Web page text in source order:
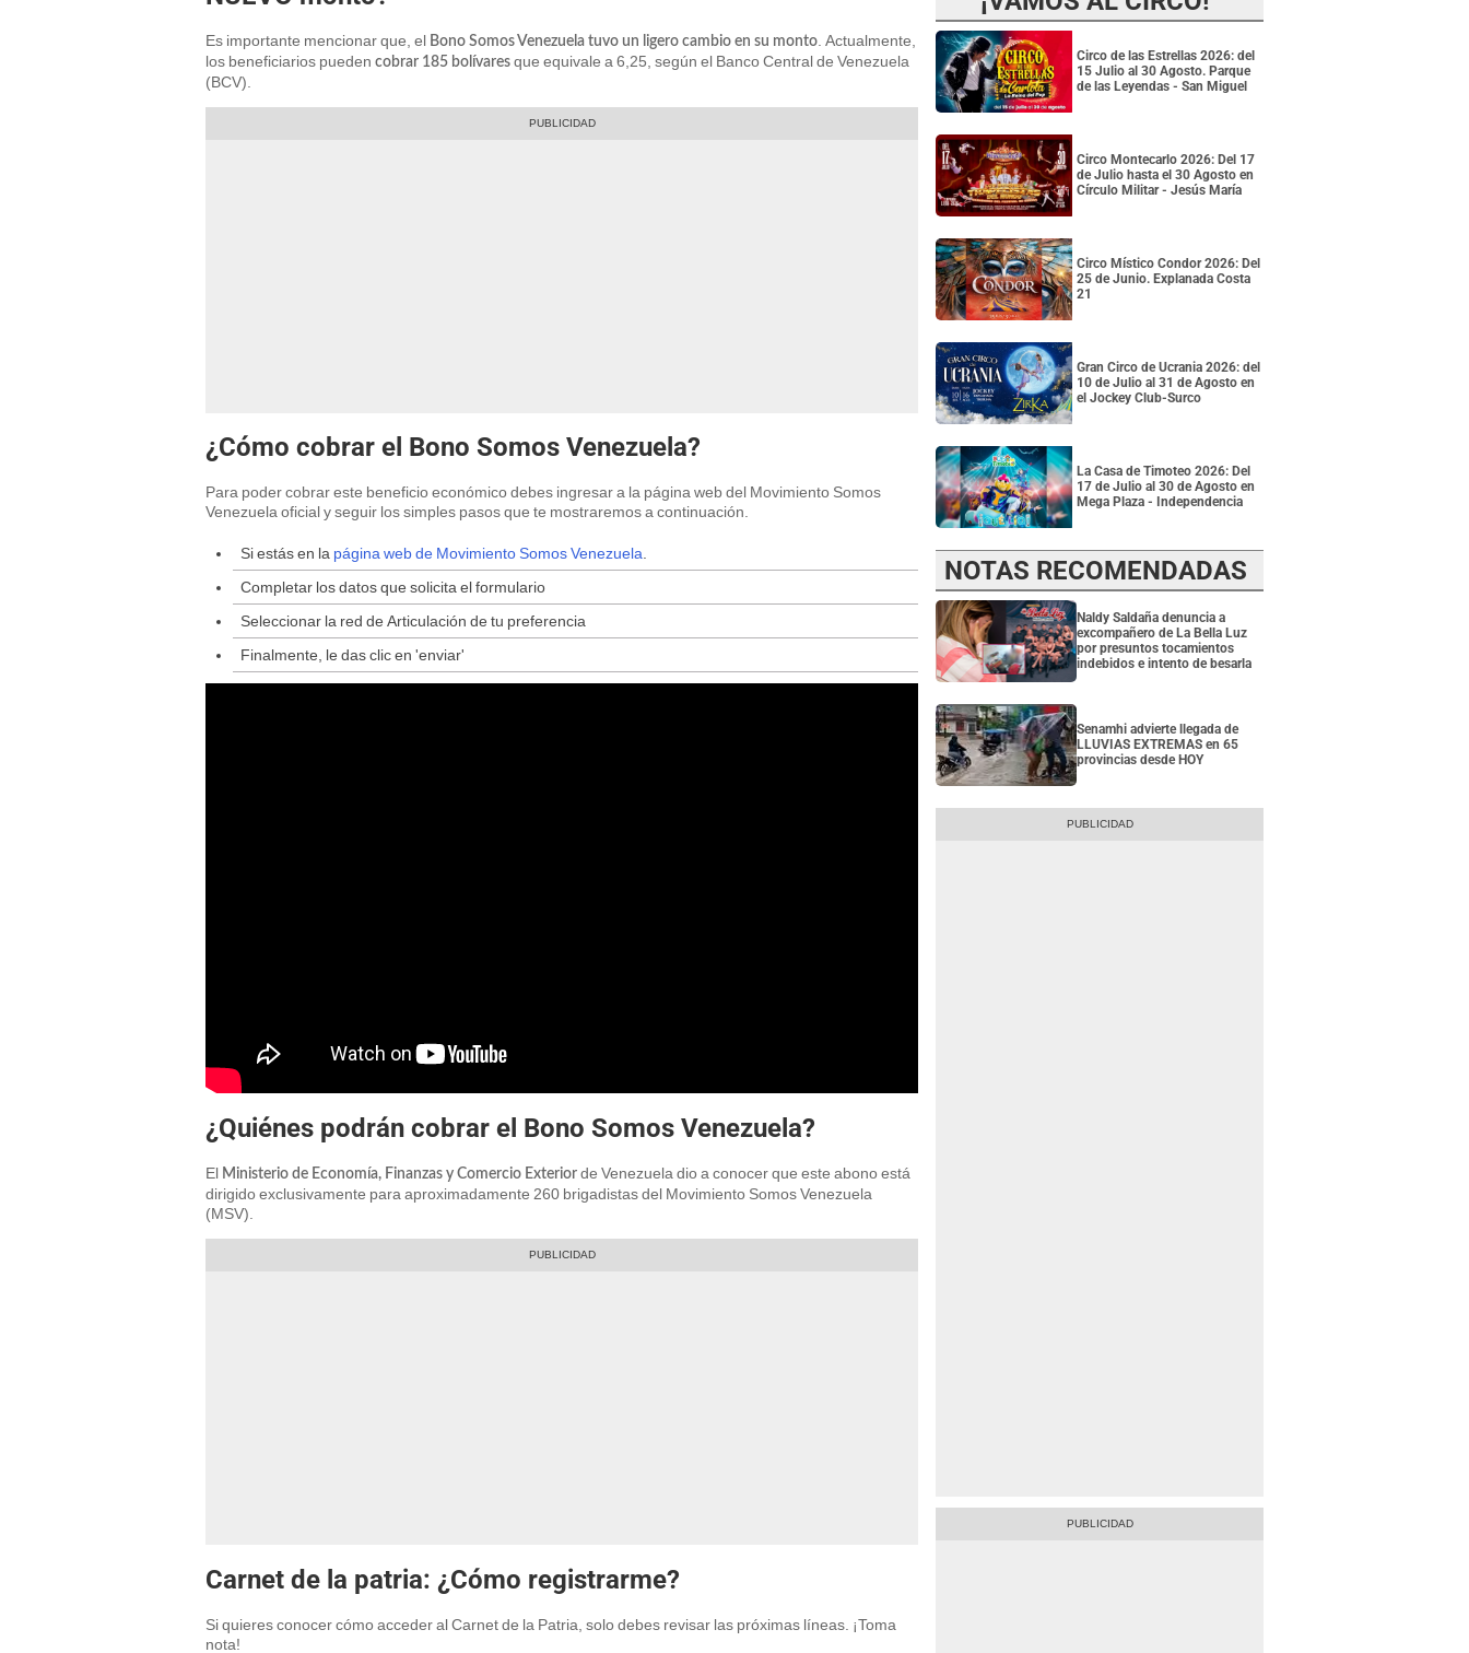
Es importante mencionar que, el Bono Somos Venezuela tuvo un ligero cambio en su monto . Actualmente,
los beneficiarios pueden cobrar 185 bolívares que equivale a 6,25, según el Banco Central de Venezuela
(BCV).
¿Cómo cobrar el Bono Somos Venezuela?
Para poder cobrar este beneficio económico debes ingresar a la página web del Movimiento Somos
Venezuela oficial y seguir los simples pasos que te mostraremos a continuación.
Si estás en la página web de Movimiento Somos Venezuela.
Completar los datos que solicita el formulario
Seleccionar la red de Articulación de tu preferencia
Finalmente, le das clic en 'enviar'
¿Quiénes podrán cobrar el Bono Somos Venezuela?
El Ministerio de Economía, Finanzas y Comercio Exterior de Venezuela dio a conocer que este abono está
dirigido exclusivamente para aproximadamente 260 brigadistas del Movimiento Somos Venezuela
(MSV).
Carnet de la patria: ¿Cómo registrarme?
Si quieres conocer cómo acceder al Carnet de la Patria, solo debes revisar las próximas líneas. ¡Toma
nota!
Circo de las Estrellas 2026: del
15 Julio al 30 Agosto. Parque
de las Leyendas - San Miguel
Circo Montecarlo 2026: Del 17
de Julio hasta el 30 Agosto en
Círculo Militar - Jesús María
Circo Místico Condor 2026: Del
25 de Junio. Explanada Costa
21
Gran Circo de Ucrania 2026: del
10 de Julio al 31 de Agosto en
el Jockey Club-Surco
La Casa de Timoteo 2026: Del
17 de Julio al 30 de Agosto en
Mega Plaza - Independencia
NOTAS RECOMENDADAS
Naldy Saldaña denuncia a
excompañero de La Bella Luz
por presuntos tocamientos
indebidos e intento de besarla
Senamhi advierte llegada de
LLUVIAS EXTREMAS en 65
provincias desde HOY